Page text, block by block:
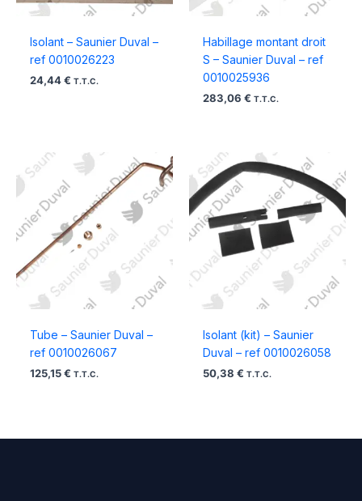
Isolant – Saunier Duval –
ref 0010026223
24,44 € T.T.C.
Habillage montant droit
S – Saunier Duval – ref
0010025936
283,06 € T.T.C.
Tube – Saunier Duval –
ref 0010026067
125,15 € T.T.C.
Isolant (kit) – Saunier
Duval – ref 0010026058
50,38 € T.T.C.